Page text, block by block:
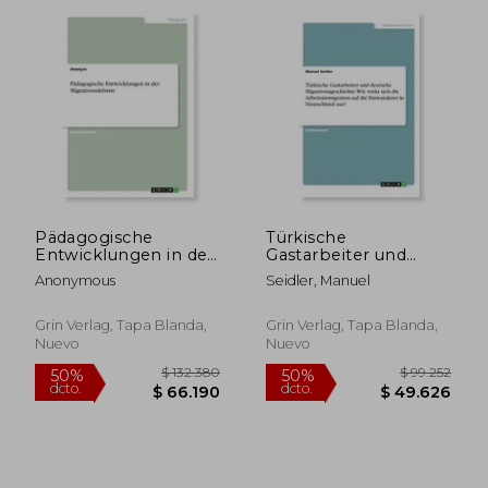
21%
dcto.
50%
dcto.
Pädagogische
Entwicklungen in der
Migrationsdebatte
(en Alemán)
Anonymous
Grin Verlag, Tapa Blanda,
Nuevo
Türkische
Gastarbeiter und
deutsche
Migrationsgeschichte.
Arbeitsimmigration
auf die Einwanderer
(en Alemán)
Seidler, Manuel
Grin Verlag, Tapa Blanda,
Nuevo